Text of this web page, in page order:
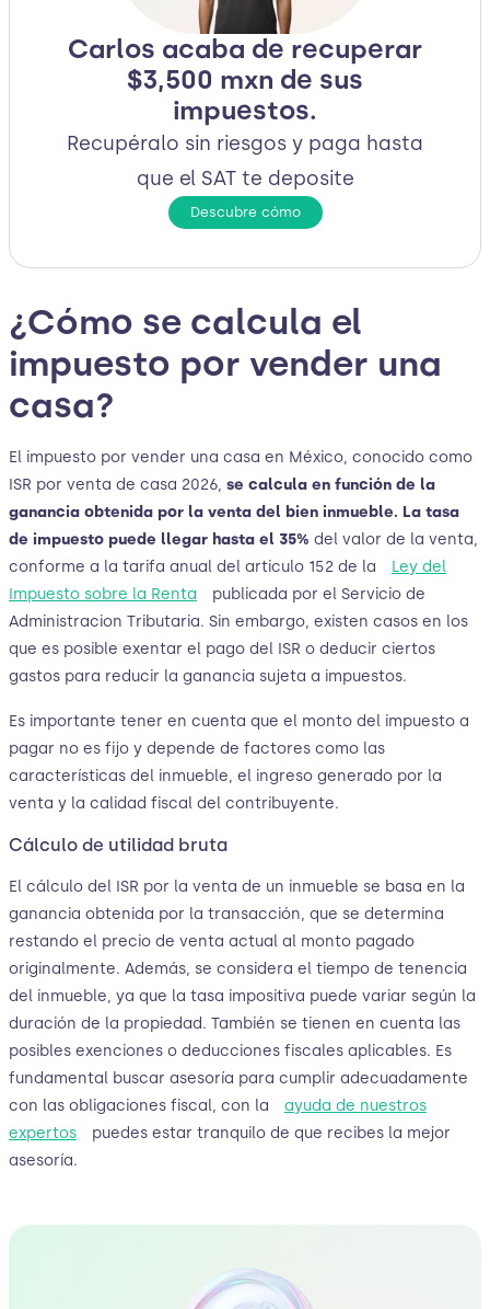
Carlos acaba de recuperar
$3,500 mxn de sus
impuestos.
Recupéralo sin riesgos y paga hasta
que el SAT te deposite
Descubre cómo
¿Cómo se calcula el
impuesto por vender una
casa?
El impuesto por vender una casa en México, conocido como
ISR por venta de casa 2026, se calcula en función de la
ganancia obtenida por la venta del bien inmueble. La tasa
de impuesto puede llegar hasta el 35% del valor de la venta,
conforme a la tarifa anual del articulo 152 de la
Ley del
Impuesto sobre la Renta
publicada por el Servicio de
Administracion Tributaria. Sin embargo, existen casos en los
que es posible exentar el pago del ISR o deducir ciertos
gastos para reducir la ganancia sujeta a impuestos.
Es importante tener en cuenta que el monto del impuesto a
pagar no es fijo y depende de factores como las
características del inmueble, el ingreso generado por la
venta y la calidad fiscal del contribuyente.
Cálculo de utilidad bruta
El cálculo del ISR por la venta de un inmueble se basa en la
ganancia obtenida por la transacción, que se determina
restando el precio de venta actual al monto pagado
originalmente. Además, se considera el tiempo de tenencia
del inmueble, ya que la tasa impositiva puede variar según la
duración de la propiedad. También se tienen en cuenta las
posibles exenciones o deducciones fiscales aplicables. Es
fundamental buscar asesoría para cumplir adecuadamente
con las obligaciones fiscal, con la
ayuda de nuestros
expertos
puedes estar tranquilo de que recibes la mejor
asesoría.